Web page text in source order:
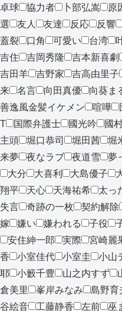
卓球
協力者 卜部弘嵩 原
選
友人 友達 反応 反響
蓋裂
口角 可愛い 台湾
吉住
吉岡秀隆 吉本新喜劇
吉田羊
吉野家 吉高由里子
来
名言 向田真優 向葵ま
善逸風金髪イケメン
喧嘩
T
国際弁護士 國光吟 國
主頭
堀口恭司 堀田茜 堀
来夢
夜なラブ 夜道雪 夢
大分
大喜利 大島優子
翔平
天心 天海祐希 太っ
失言
奇跡の一枚 契約解除
嫁
嫌い 嫌われる 子役
安住紳一郎
実際 宮崎麗
香
小室佳代 小室圭 小山
耶
小籔千豊 山之内すず
倉美里
峯岸みなみ 島野育
谷絵音
工藤静香 左前 巫